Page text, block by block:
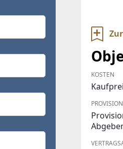
KOSTEN
PROVISION